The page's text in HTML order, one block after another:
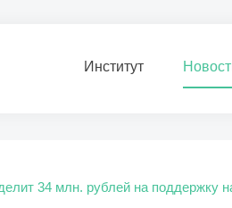
Институт
34 млн. рублей на поддержку